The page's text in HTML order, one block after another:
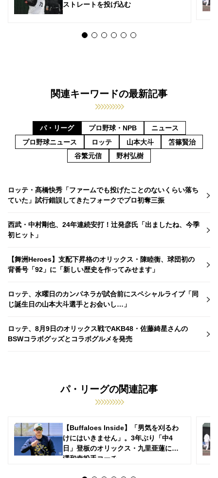
ストレートを投げ込む
関連キーワードの最新記事
パ・リーグ プロ野球・NPB
ニュース
プロ野球ニュース
ロッテ 山本大斗
笘篠賢治
谷繁元信
野村弘樹
ロッテ・髙橋快秀「ファームでも投げたことのないくらい落ち
ていた」試行錯誤してきたフォークでプロ初奪三振
西武・中村剛也、24年連続安打！辻発彦氏「出ましたね、今季
初ヒット」
【舞洲Heroes】支配下昇格のオリックス・陳睦衡、球団初の
背番号「92」に「新しい歴史を作ってみせます」
ロッテ、水曜日のカンパネラが試合前にスペシャルライブ「同
じ誕生日の山本大斗選手とお会いし…」
ロッテ、8月9日のオリックス戦でAKB48・佐藤綺星さんの
BSWコラボグッズとコラボグルメを発売
パ・リーグの関連記事
【Buffaloes Inside】「男気を刈るわ
けにはいきません」。3年ぶり「中4
日」登板のオリックス・九里亜蓮に厚
澤和幸投手コーチ